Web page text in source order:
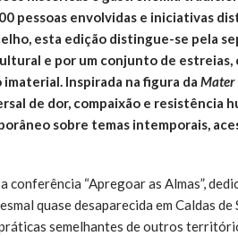
pessoas envolvidas e iniciativas
esta edição distingue-se pela
e por um conjunto de estreias,
Inspirada na figura da Mater
de dor, compaixão e resistência
sobre temas intemporais,
conferência “Apregoar as Almas”,
quase desaparecida em Caldas de
semelhantes de outros